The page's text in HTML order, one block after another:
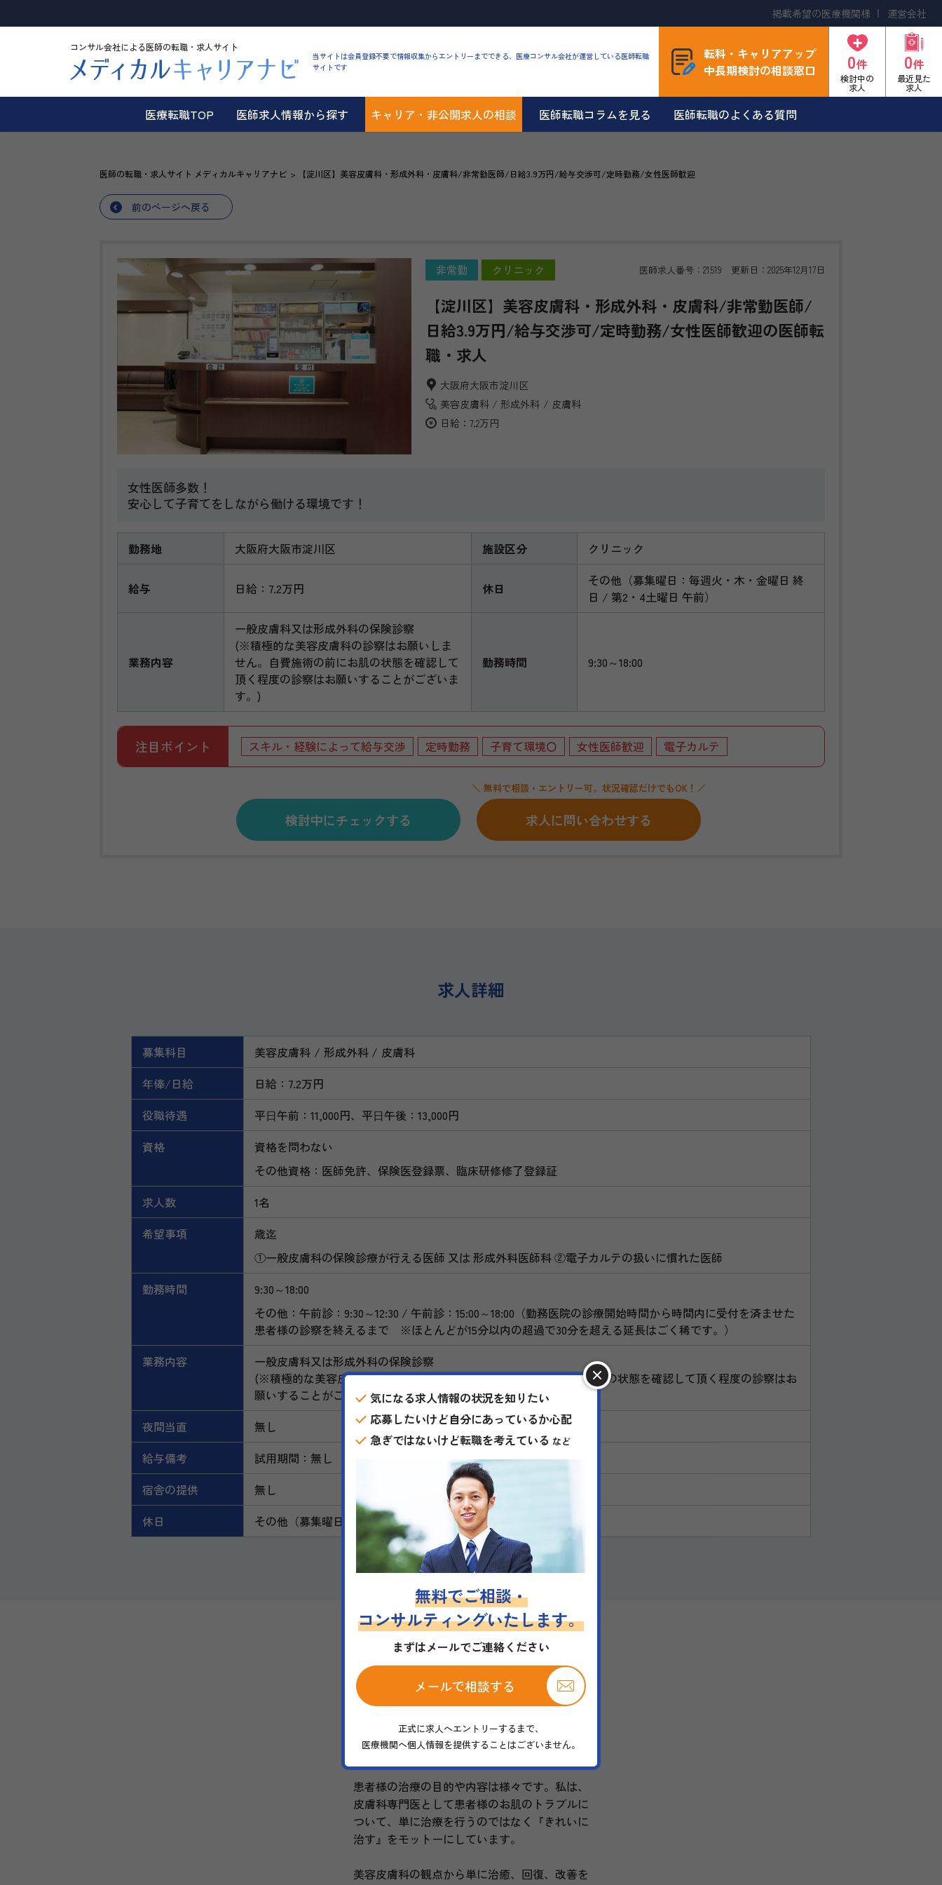
掲載希望の医療機関様 運営会社
コンサル会社による医師の転職・求人サイト
当サイトは会員登録不要で情報収集からエントリーまでできる、医療コンサル会社が運営している医師転職
サイトです
転科・キャリアアップ
中長期検討の相談窓口
0件
検討中の
求人
0件
最近見た
求人
医療転職TOP 医師求人情報から探す キャリア・非公開求人の相談 医師転職コラムを見る 医師転職のよくある質問
医師の転職・求人サイト メディカルキャリアナビ 【淀川区】美容皮膚科・形成外科・皮膚科/非常勤医師/日給3.9万円/給与交渉可/定時勤務/女性医師歓迎
前のページへ戻る
非常勤 クリニック 医師求人番号：21519 更新日：2025年12月17日
【淀川区】美容皮膚科・形成外科・皮膚科/非常勤医師/
日給3.9万円/給与交渉可/定時勤務/女性医師歓迎の医師転
職・求人
大阪府大阪市淀川区
美容皮膚科
形成外科
皮膚科
日給：7.2万円
女性医師多数！
安心して子育てをしながら働ける環境です！
勤務地 大阪府大阪市淀川区 施設区分 クリニック
給与 日給：7.2万円 休日
その他（募集曜日：毎週火・木・金曜日 終
日 / 第2・4土曜日 午前）
業務内容
一般皮膚科又は形成外科の保険診察
(※積極的な美容皮膚科の診察はお願いしま
せん。自費施術の前にお肌の状態を確認して
頂く程度の診察はお願いすることがございま
す。)
勤務時間 9:30～18:00
注目ポイント スキル・経験によって給与交渉 定時勤務 子育て環境〇 女性医師歓迎 電子カルテ
検討中にチェックする
＼ 無料で相談・エントリー可。状況確認だけでもOK！／
求人に問い合わせする
求人詳細
募集科目 美容皮膚科 形成外科
皮膚科
年俸/日給
日給：7.2万円
役職待遇
平⽇午前：11,000円、平⽇午後：13,000円
資格
資格を問わない
その他資格：医師免許、保険医登録票、臨床研修修了登録証
求人数
1名
希望事項
歳迄
①一般皮膚科の保険診療が行える医師 又は 形成外科医師科 ②電子カルテの扱いに慣れた医師
勤務時間
9:30～18:00
その他：午前診：9:30～12:30 / 午前診：15:00～18:00（勤務医院の診療開始時間から時間内に受付を済ませた
患者様の診察を終えるまで ※ほとんどが15分以内の超過で30分を超える延長はごく稀です。）
業務内容
一般皮膚科又は形成外科の保険診察
(※積極的な美容皮膚科の診察はお願いしません。自費施術の前にお肌の状態を確認して頂く程度の診察はお
願いすることがございます。)
夜間当直
無し
給与備考
試用期間：無し
宿舎の提供
無し
休日
その他（募集曜日：毎週火・木・金曜日 終日 / 第2・4土曜日 午前）
施設の特徴
『きれいに治す』をモットーに。
患者様の治療の目的や内容は様々です。私は、
皮膚科専門医として患者様のお肌のトラブルに
ついて、単に治療を行うのではなく『きれいに
治す』をモットーにしています。
美容皮膚科の観点から単に治癒、回復、改善を
気になる求人情報の状況を知りたい
応募したいけど自分にあっているか心配
急ぎではないけど転職を考えている など
無料でご相談・
コンサルティングいたします。
まずはメールでご連絡ください
メールで相談する
正式に求人へエントリーするまで、
医療機関へ個人情報を提供することはございません。